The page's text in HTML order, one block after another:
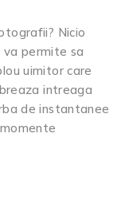
Nicio
permite sa
uimitor care
intreaga
de instantanee